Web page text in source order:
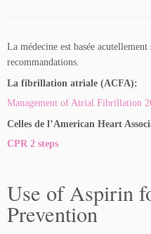
La médecine est basée acutellement
recommandations.
La fibrillation atriale (ACFA):
Management of Atrial Fibrillation
Celles de l’American Heart
CPR 2 steps
Use of Aspirin
Prevention